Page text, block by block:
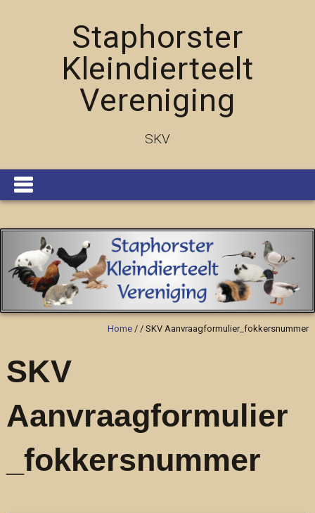
Staphorster
Kleindierteelt
Vereniging
SKV
Home //SKV Aanvraagformulier_fokkersnummer
SKV
Aanvraagformulier
_fokkersnummer